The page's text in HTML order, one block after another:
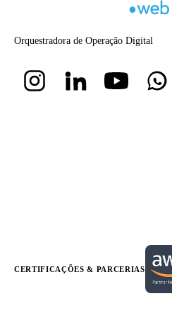
Orquestradora de Operação Digital
CERTIFICAÇÕES & PARCERIAS